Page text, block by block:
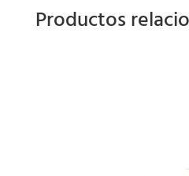
Productos